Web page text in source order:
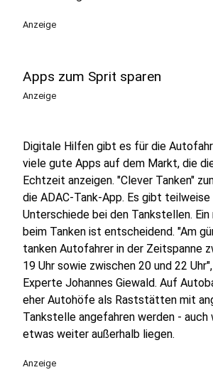
Anzeige
Apps zum Sprit sparen
Anzeige
Digitale Hilfen gibt es für die
viele gute Apps auf dem Markt, die
Echtzeit anzeigen. "Clever Tanken"
die ADAC-Tank-App. Es gibt
Unterschiede bei den Tankstellen.
beim Tanken ist entscheidend. "Am
tanken Autofahrer in der Zeitspanne
19 Uhr sowie zwischen 20 und 22
Experte Johannes Giewald. Auf
eher Autohöfe als Raststätten mit
Tankstelle angefahren werden -
etwas weiter außerhalb liegen.
Anzeige